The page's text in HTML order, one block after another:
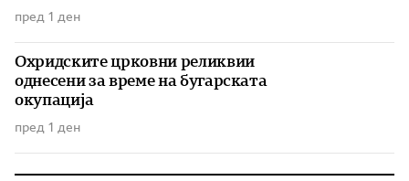
пред 1 ден
Охридските црковни реликвии
однесени за време на бугарската
окупација
пред 1 ден